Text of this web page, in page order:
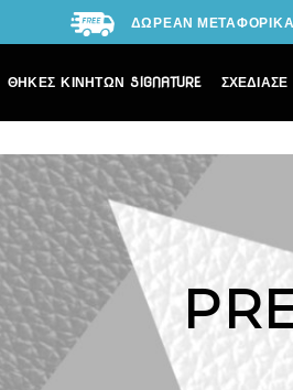
ΔΩΡΕΑΝ
ΘΗΚΕΣ ΚΙΝΗΤΩΝ SIGNATURE